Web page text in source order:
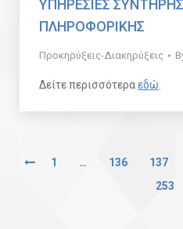
ΥΠΗΡΕΣΙΕΣ
ΠΛΗΡΟΦΟΡΙΚΗΣ
Προκηρύξεις-Διακηρύξεις
Δείτε περισσότεραεδώ
1 … 136 137
253